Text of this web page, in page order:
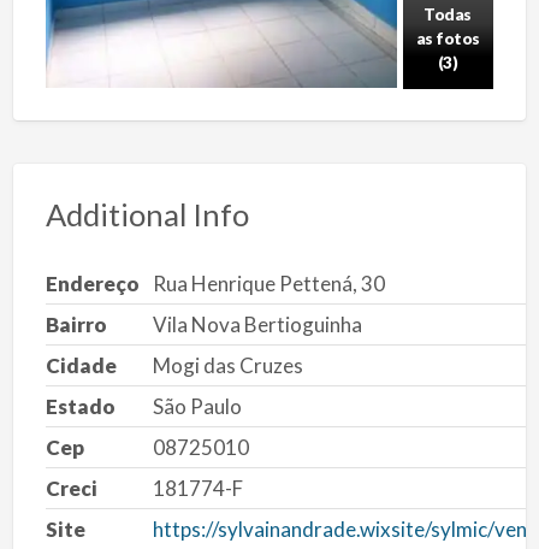
Todas
as fotos
(3)
Additional Info
Endereço
Rua Henrique Pettená, 30
Bairro
Vila Nova Bertioguinha
Cidade
Mogi das Cruzes
Estado
São Paulo
Cep
08725010
Creci
181774-F
Site
https://sylvainandrade.wixsite/sylmic/